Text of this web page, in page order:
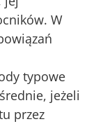
W
typowe
jeżeli
przez